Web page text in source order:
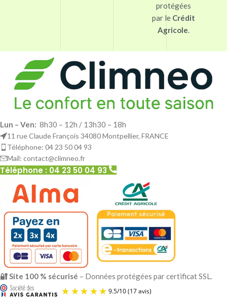
protégées
par le Crédit
Agricole.
Lun – Ven: 8h30 – 12h / 13h30 – 18h
11 rue Claude François 34080 Montpellier, FRANCE
Téléphone: 04 23 50 04 93
Mail: contact@climneo.fr
Téléphone : 04 23 50 04 93
🔐 Site 100 % sécurisé – Données protégées par certificat SSL.